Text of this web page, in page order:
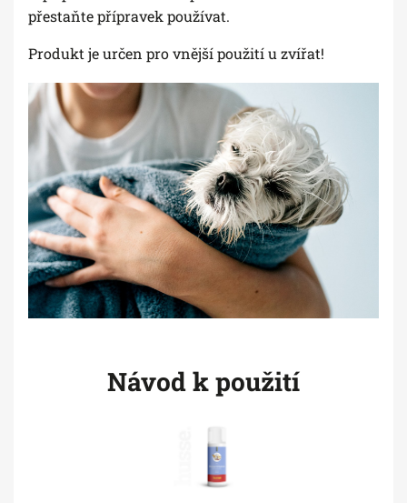
přestaňte přípravek používat.
Produkt je určen pro vnější použití u zvířat!
Návod k použití